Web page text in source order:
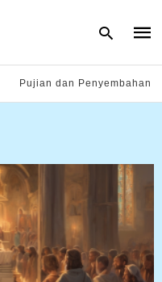
hit
Pujian dan Penyembahan